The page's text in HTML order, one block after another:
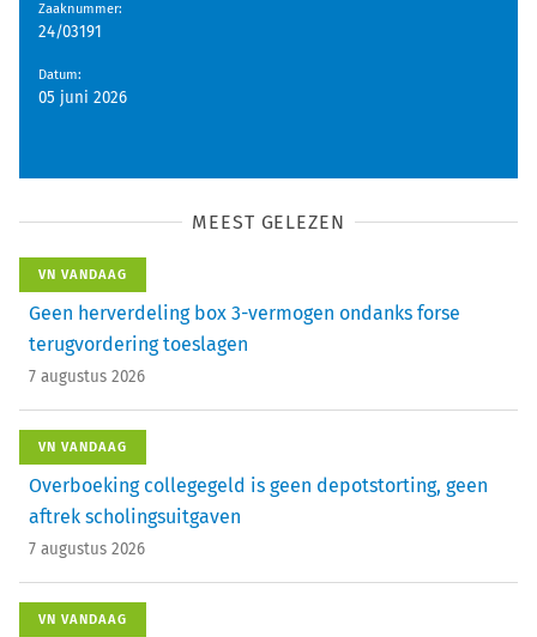
Zaaknummer:
24/03191
Datum:
05 juni 2026
MEEST GELEZEN
VN VANDAAG
Geen herverdeling box 3-vermogen ondanks forse
terugvordering toeslagen
7 augustus 2026
VN VANDAAG
Overboeking collegegeld is geen depotstorting, geen
aftrek scholingsuitgaven
7 augustus 2026
VN VANDAAG